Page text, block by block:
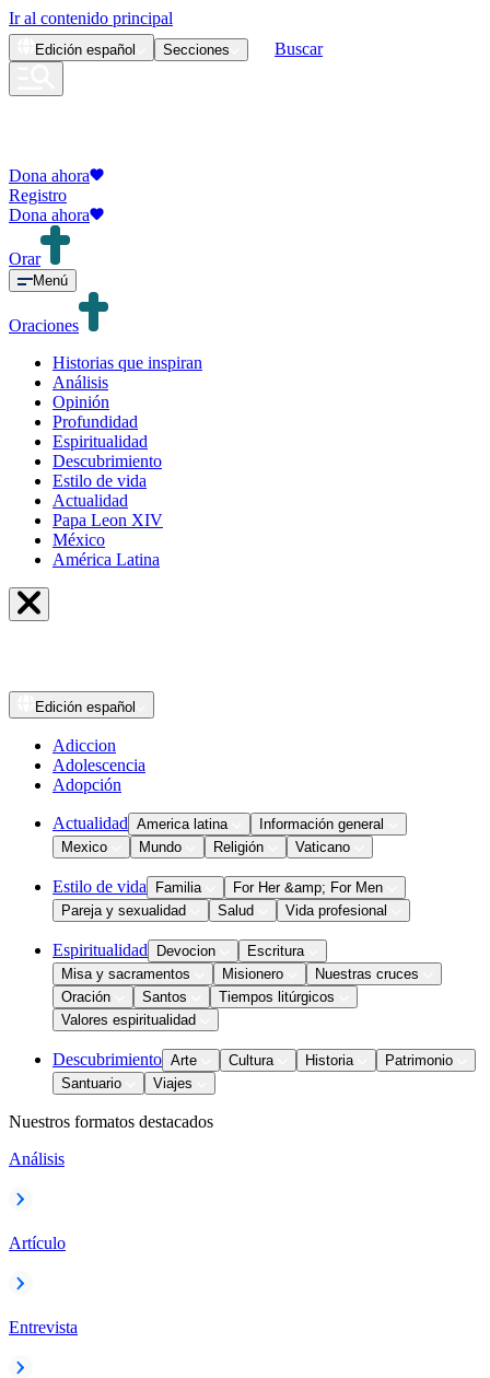
Ir al contenido principal
Edición español Secciones Buscar
Dona ahora
Registro
Dona ahora
Orar
Menú
Oraciones
Historias que inspiran
Análisis
Opinión
Profundidad
Espiritualidad
Descubrimiento
Estilo de vida
Actualidad
Papa Leon XIV
México
América Latina
Edición español
Adiccion
Adolescencia
Adopción
Actualidad America latina
Información general
Mexico
Mundo Religión Vaticano
Estilo de vida Familia
For Her &amp; For Men
Pareja y sexualidad
Salud Vida profesional
Espiritualidad Devocion
Escritura
Misa y sacramentos
Misionero
Nuestras cruces
Oración
Santos
Tiempos litúrgicos
Valores espiritualidad
Descubrimiento Arte Cultura Historia
Patrimonio
Santuario
Viajes
Nuestros formatos destacados
Análisis
Artículo
Entrevista